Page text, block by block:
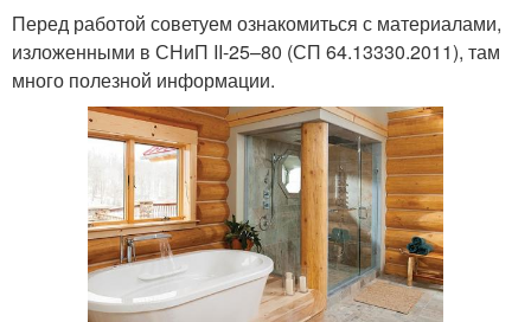
Потолочное
перекрытие
каркасном доме
Перекрытия над
холодным подвалом
Перед работой советуем ознакомиться с материалами,
изложенными в СНиП II-25–80 (СП 64.13330.2011), там
много полезной информации.